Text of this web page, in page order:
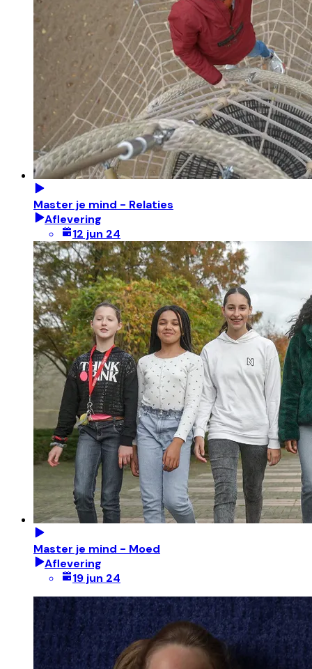
Master je mind - Relaties
Aflevering
12 jun 24
Master je mind - Moed
Aflevering
19 jun 24